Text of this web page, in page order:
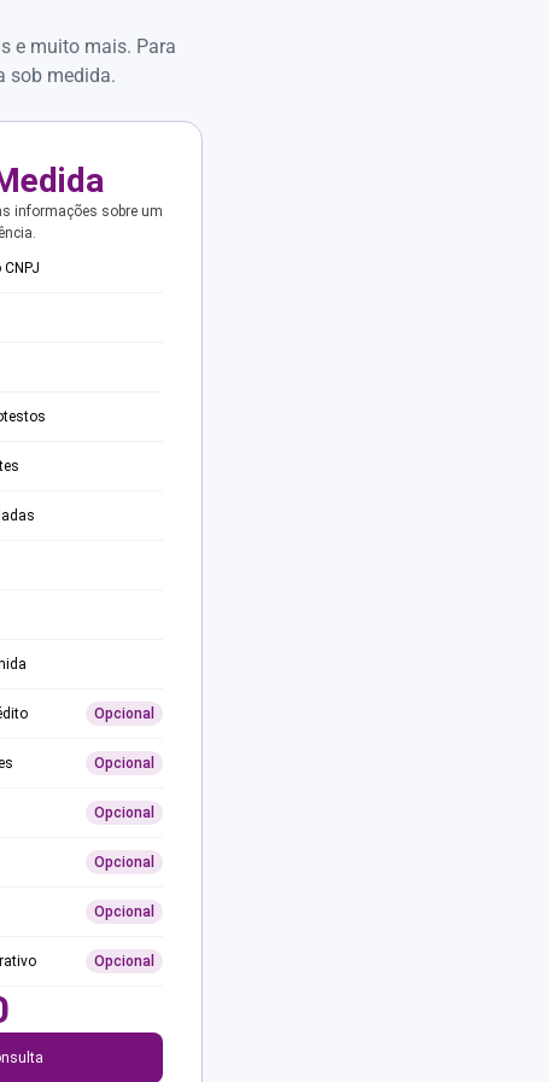
e muito mais. Para
sob medida.
informações sobre um
Opcional
Opcional
Opcional
Opcional
Opcional
Opcional